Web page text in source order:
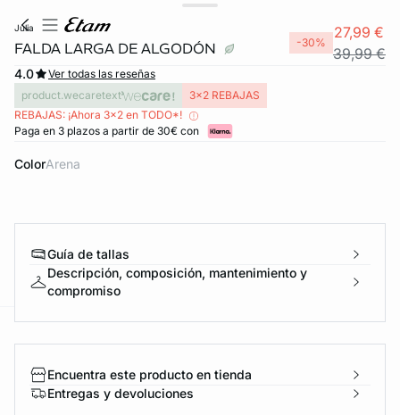
julia
FALDA LARGA DE ALGODÓN -30%
27,99 €
39,99 €
4.0
Ver todas las reseñas
product.wecaretext
3x2 REBAJAS
REBAJAS: ¡Ahora 3x2 en TODO*!
Paga en 3 plazos a partir de 30€ con
Color arena
Guía de tallas
Descripción, composición, mantenimiento y
compromiso
Encuentra este producto en tienda
Entregas y devoluciones